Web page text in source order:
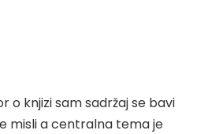
o knjizi sam sadržaj se bavi
misli a centralna tema je